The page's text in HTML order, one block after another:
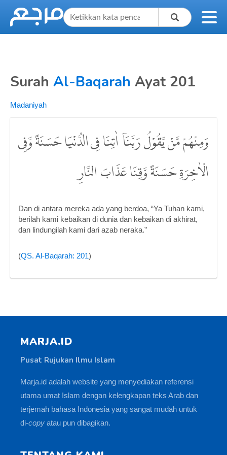
Surah Al-Baqarah Ayat 201
Madaniyah
وَمِنْهُمْ مَّنْ يَّقُوْلُ رَبَّنَآ اٰتِنَا فِى الدُّنْيَا حَسَنَةً وَّفِى
الْاٰخِرَةِ حَسَنَةً وَّقِنَا عَذَابَ النَّارِ
Dan di antara mereka ada yang berdoa, “Ya Tuhan kami,
berilah kami kebaikan di dunia dan kebaikan di akhirat,
dan lindungilah kami dari azab neraka.”
(QS. Al-Baqarah: 201)
MARJA.ID
Pusat Rujukan Ilmu Islam
Marja.id adalah website yang menyediakan referensi
utama umat Islam dengan kelengkapan teks Arab dan
terjemah bahasa Indonesia yang sangat mudah untuk
di-copy atau pun dibagikan.